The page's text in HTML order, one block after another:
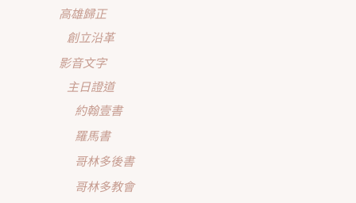
高雄歸正
創立沿革
影音文字
主日證道
約翰壹書
羅馬書
哥林多後書
哥林多教會